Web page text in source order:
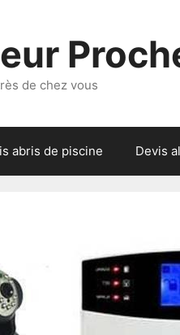
de chez vous
abris de piscine Devis